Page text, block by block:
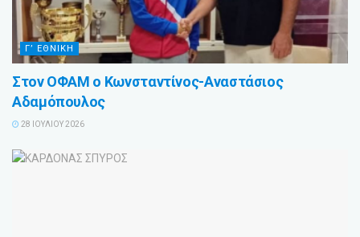
Γ’ ΕΘΝΙΚΗ
Στον ΟΦΑΜ ο Κωνσταντίνος-Αναστάσιος
Αδαμόπουλος
28 ΙΟΥΛΊΟΥ 2026